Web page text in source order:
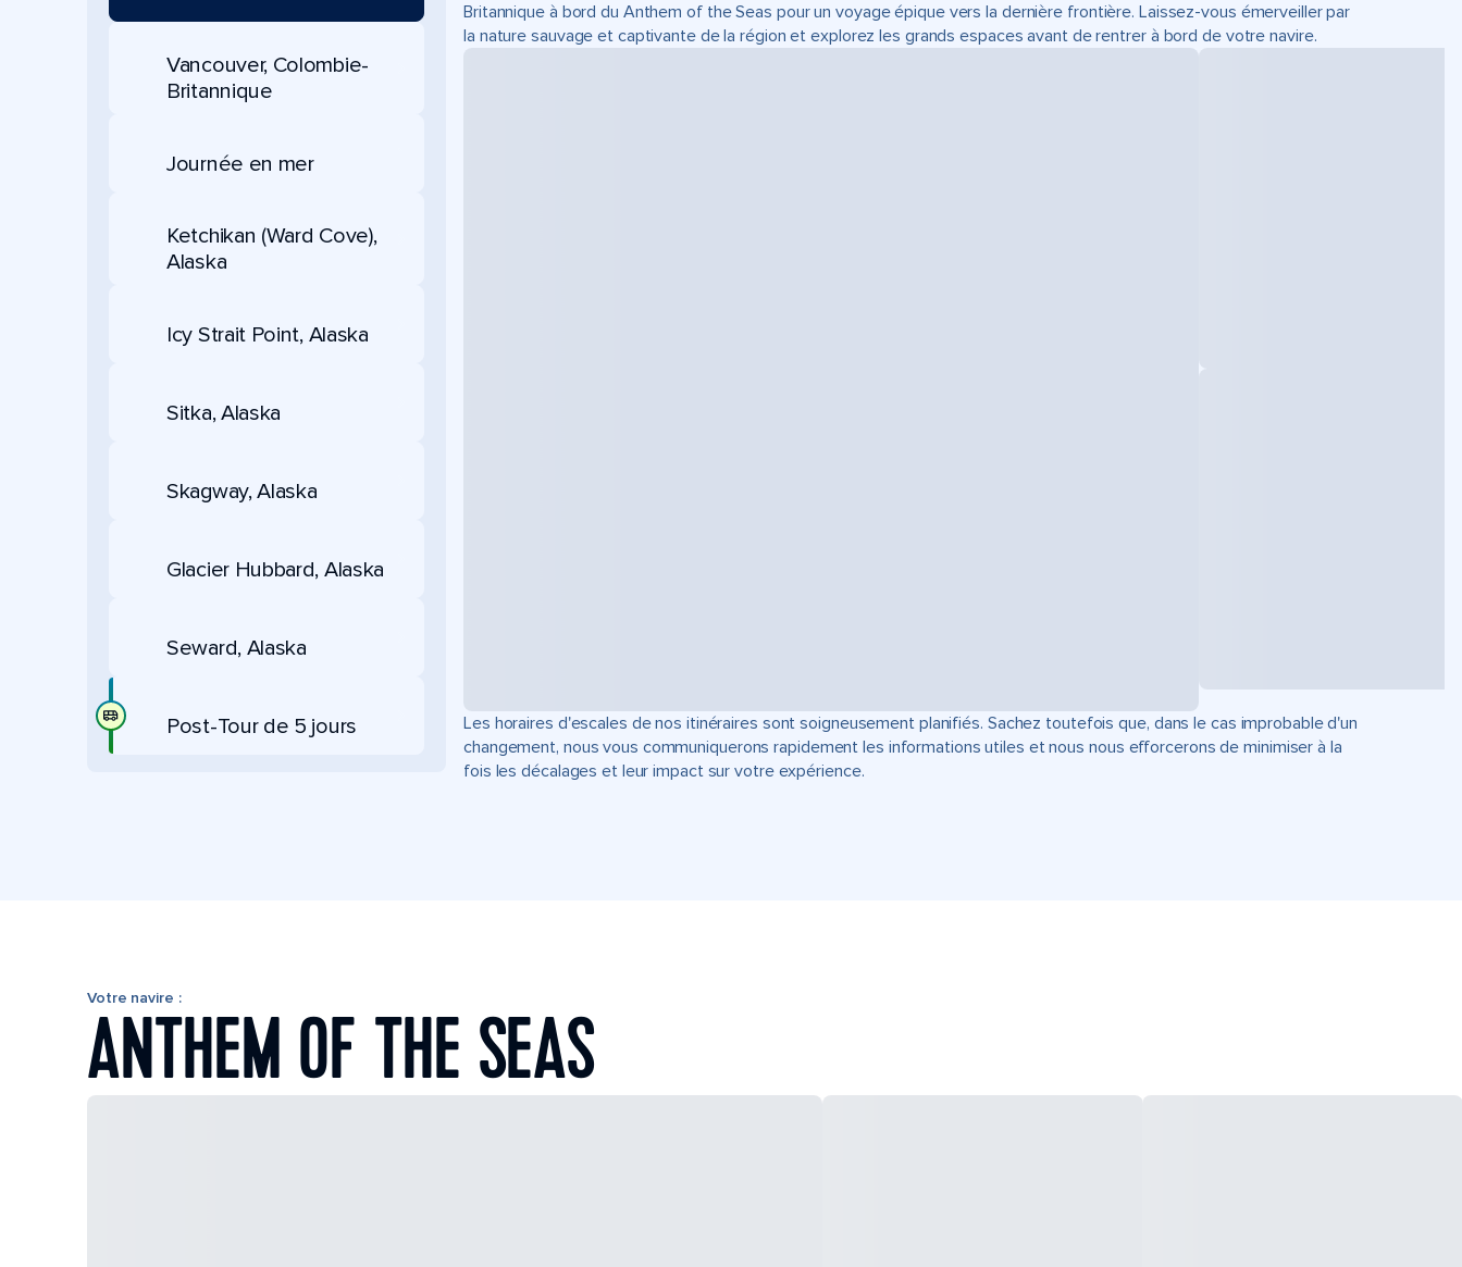
Vancouver, Colombie-
Britannique
Journée en mer
Ketchikan (Ward Cove),
Alaska
Icy Strait Point, Alaska
Sitka, Alaska
Skagway, Alaska
Glacier Hubbard, Alaska
Seward, Alaska
Post-Tour de 5 jours
Britannique à bord du Anthem of the Seas pour un voyage épique vers la dernière frontière. Laissez-vous émerveiller par
la nature sauvage et captivante de la région et explorez les grands espaces avant de rentrer à bord de votre navire.
Les horaires d'escales de nos itinéraires sont soigneusement planifiés. Sachez toutefois que, dans le cas improbable d'un
changement, nous vous communiquerons rapidement les informations utiles et nous nous efforcerons de minimiser à la
fois les décalages et leur impact sur votre expérience.
Votre navire :
ANTHEM OF THE SEAS